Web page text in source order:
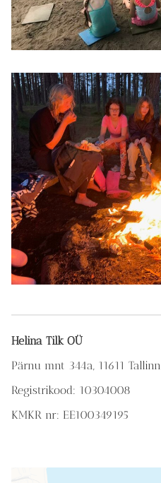
Helina Tilk OÜ
Pärnu mnt 344a, 11611 Tallinn
Registrikood: 10304008
KMKR nr: EE100349195